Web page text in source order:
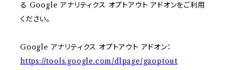
る Google アナリティクス オプトアウト アドオンをご利用
ください。
Google アナリティクス オプトアウト アドオン：
https://tools.google.com/dlpage/gaoptout